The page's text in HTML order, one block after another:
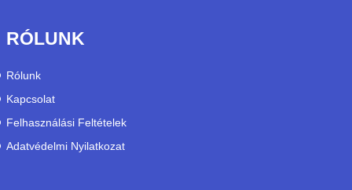
RÓLUNK
Rólunk
Kapcsolat
Felhasználási Feltételek
Adatvédelmi Nyilatkozat